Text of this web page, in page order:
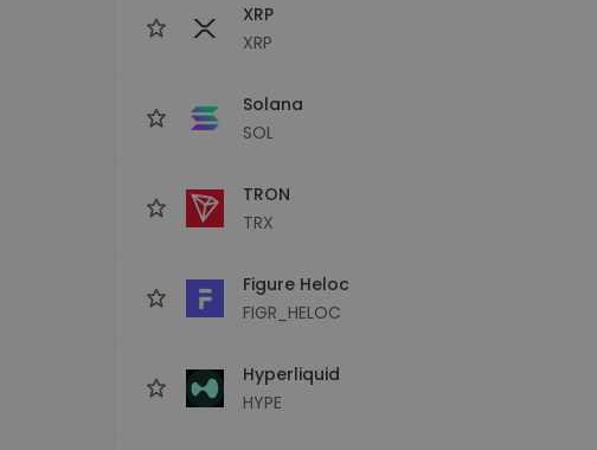
XRP
XRP
Solana
SOL
TRON
TRX
Figure Heloc
FIGR_HELOC
Hyperliquid
HYPE